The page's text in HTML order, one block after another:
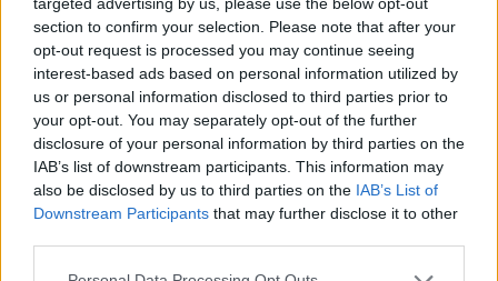
section to confirm your selection. Please note that after your
opt-out request is processed you may continue seeing
interest-based ads based on personal information utilized by
us or personal information disclosed to third parties prior to
your opt-out. You may separately opt-out of the further
disclosure of your personal information by third parties on the
IAB’s list of downstream participants. This information may
also be disclosed by us to third parties on the IAB’s List of
Downstream Participants that may further disclose it to other